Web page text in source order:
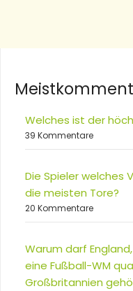
Welches ist der
39 Kommentare
Die Spieler welches
die meisten Tore?
20 Kommentare
Warum darf
eine Fußball-WM
Großbritannien